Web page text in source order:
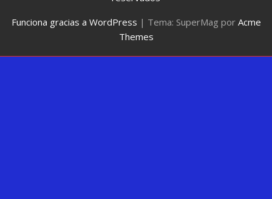
Funciona gracias a WordPress | Tema: SuperMag por Acme
Themes